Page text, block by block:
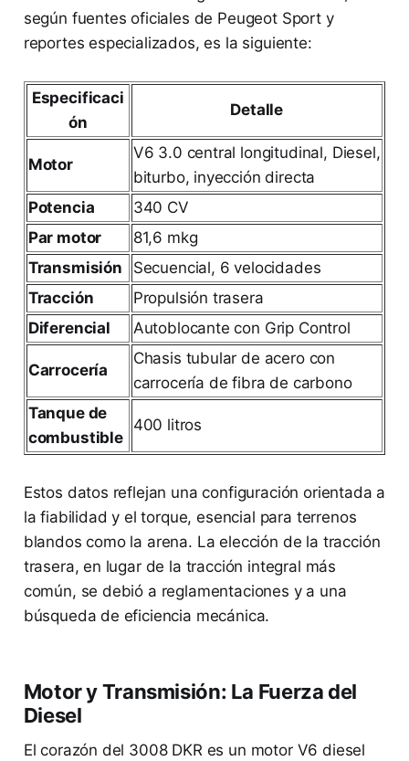
según fuentes oficiales de Peugeot Sport y
reportes especializados, es la siguiente:
Especificaci
ón
Detalle
Motor
V6 3.0 central longitudinal, Diesel,
biturbo, inyección directa
Potencia
340 CV
Par motor
81,6 mkg
Transmisión
Secuencial, 6 velocidades
Tracción
Propulsión trasera
Diferencial
Autoblocante con Grip Control
Carrocería
Chasis tubular de acero con
carrocería de fibra de carbono
Tanque de
combustible
400 litros
Estos datos reflejan una configuración orientada a
la fiabilidad y el torque, esencial para terrenos
blandos como la arena. La elección de la tracción
trasera, en lugar de la tracción integral más
común, se debió a reglamentaciones y a una
búsqueda de eficiencia mecánica.
Motor y Transmisión: La Fuerza del
Diesel
El corazón del 3008 DKR es un motor V6 diesel